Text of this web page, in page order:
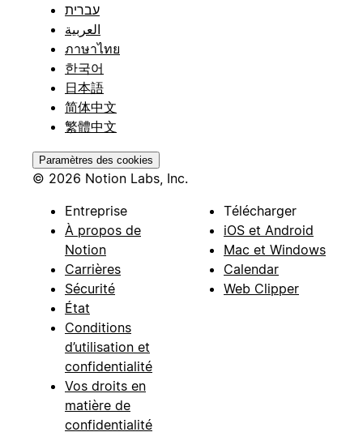
עברית
العربية
ภาษาไทย
한국어
日本語
简体中文
繁體中文
Paramètres des cookies
© 2026 Notion Labs, Inc.
Entreprise
À propos de
Notion
Carrières
Sécurité
État
Conditions
d’utilisation et
confidentialité
Vos droits en
matière de
confidentialité
Télécharger
iOS et Android
Mac et Windows
Calendar
Web Clipper